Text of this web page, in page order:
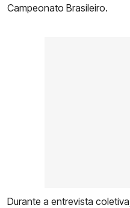
Campeonato Brasileiro.
Durante a entrevista